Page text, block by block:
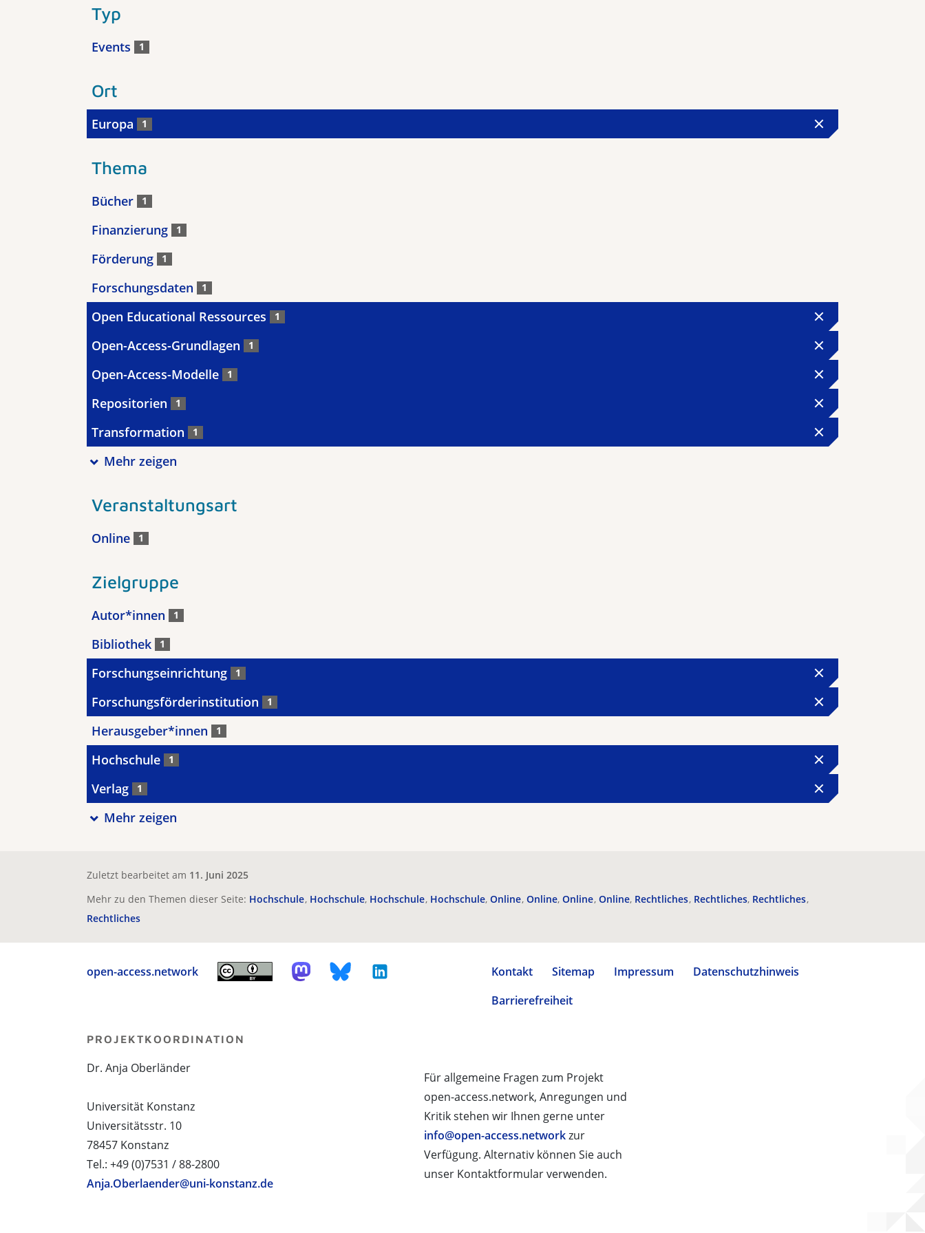
Typ
Events 1
Ort
Europa 1
Thema
Bücher 1
Finanzierung 1
Förderung 1
Forschungsdaten 1
Open Educational Ressources 1
Open-Access-Grundlagen 1
Open-Access-Modelle 1
Repositorien 1
Transformation 1
Mehr zeigen
Veranstaltungsart
Online 1
Zielgruppe
Autor*innen 1
Bibliothek 1
Forschungseinrichtung 1
Forschungsförderinstitution 1
Herausgeber*innen 1
Hochschule 1
Verlag 1
Mehr zeigen
Zuletzt bearbeitet am 11. Juni 2025
Mehr zu den Themen dieser Seite: Hochschule Hochschule Hochschule Hochschule Online Online Online Online Rechtliches Rechtliches Rechtliches
Rechtliches
open-access.network Kontakt Sitemap Impressum
Datenschutzhinweis
Barrierefreiheit
Für allgemeine Fragen zum Projekt
open-access.network, Anregungen und
Kritik stehen wir Ihnen gerne unter
info@open-access.networkzur
Verfügung. Alternativ können Sie auch
unser Kontaktformular verwenden.
PROJEKTKOORDINATION
Dr. Anja Oberländer
Universität Konstanz
Universitätsstr. 10
78457 Konstanz
Tel.: +49 (0)7531 / 88-2800
Anja.Oberlaender@uni-konstanz.de